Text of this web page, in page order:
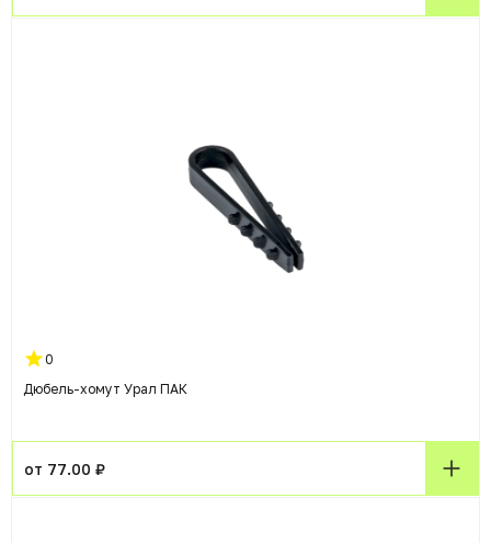
0
Дюбель-хомут Урал ПАК
от 77.00 ₽